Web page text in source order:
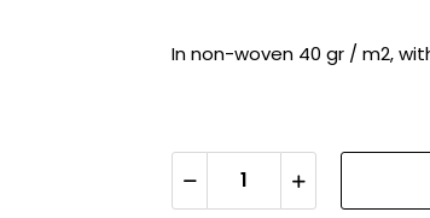
In non-woven 40 gr / m2,